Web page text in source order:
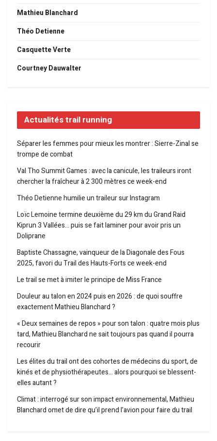
Mathieu Blanchard
Théo Detienne
Casquette Verte
Courtney Dauwalter
Actualités trail running
Séparer les femmes pour mieux les montrer : Sierre-Zinal se
trompe de combat
Val Tho Summit Games : avec la canicule, les traileurs iront
chercher la fraîcheur à 2 300 mètres ce week-end
Théo Detienne humilie un traileur sur Instagram
Loïc Lemoine termine deuxième du 29 km du Grand Raid
Kiprun 3 Vallées… puis se fait laminer pour avoir pris un
Doliprane
Baptiste Chassagne, vainqueur de la Diagonale des Fous
2025, favori du Trail des Hauts-Forts ce week-end
Le trail se met à imiter le principe de Miss France
Douleur au talon en 2024 puis en 2026 : de quoi souffre
exactement Mathieu Blanchard ?
« Deux semaines de repos » pour son talon : quatre mois plus
tard, Mathieu Blanchard ne sait toujours pas quand il pourra
recourir
Les élites du trail ont des cohortes de médecins du sport, de
kinés et de physiothérapeutes… alors pourquoi se blessent-
elles autant ?
Climat : interrogé sur son impact environnemental, Mathieu
Blanchard omet de dire qu’il prend l’avion pour faire du trail